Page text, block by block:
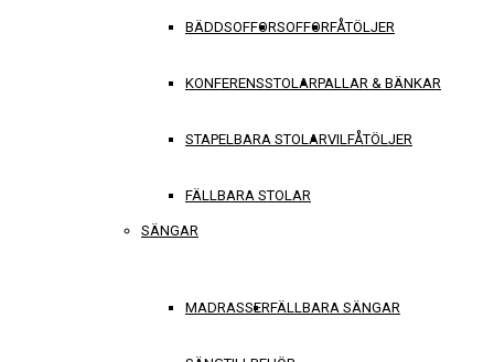
BÄDDSOFFORSOFFORFÅTÖLJER
KONFERENSSTOLARPALLAR & BÄNKAR
STAPELBARA STOLARVILFÅTÖLJER
FÄLLBARA STOLAR
SÄNGAR
MADRASSERFÄLLBARA SÄNGAR